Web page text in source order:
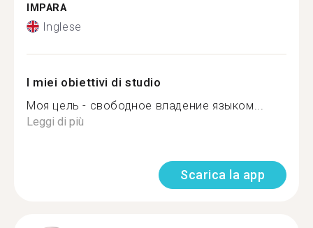
IMPARA
Inglese
I miei obiettivi di studio
Моя цель - свободное владение языком...
Leggi di più
Scarica la app